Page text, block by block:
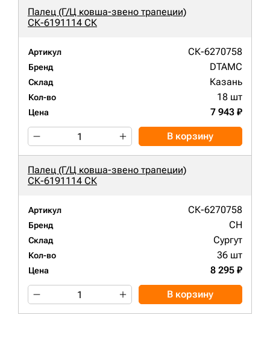
Палец (Г/Ц ковша-звено трапеции)
СК-6191114 СК
Артикул СК-6270758
Бренд DTAMC
Склад Казань
Кол-во 18 шт
Цена 7 943 ₽
В корзину
Палец (Г/Ц ковша-звено трапеции)
СК-6191114 СК
Артикул СК-6270758
Бренд CH
Склад Сургут
Кол-во 36 шт
Цена 8 295 ₽
В корзину